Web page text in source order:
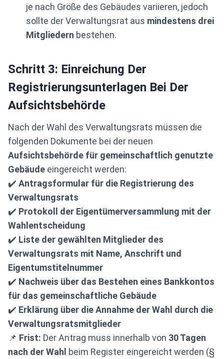
je nach Größe des Gebäudes variieren, jedoch
sollte der Verwaltungsrat aus mindestens drei
Mitgliedern bestehen.
Schritt 3: Einreichung Der
Registrierungsunterlagen Bei Der
Aufsichtsbehörde
Nach der Wahl des Verwaltungsrats müssen die
folgenden Dokumente bei der neuen
Aufsichtsbehörde für gemeinschaftlich genutzte
Gebäude eingereicht werden:
✔️ Antragsformular für die Registrierung des
Verwaltungsrats
✔️ Protokoll der Eigentümerversammlung mit der
Wahlentscheidung
✔️ Liste der gewählten Mitglieder des
Verwaltungsrats mit Name, Anschrift und
Eigentumstitelnummer
✔️ Nachweis über das Bestehen eines Bankkontos
für das gemeinschaftliche Gebäude
✔️ Erklärung über die Annahme der Wahl durch die
Verwaltungsratsmitglieder
📌 Frist: Der Antrag muss innerhalb von 30 Tagen
nach der Wahl beim Register eingereicht werden (§